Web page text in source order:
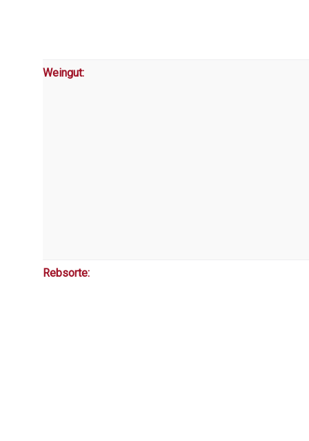
Weingut:
Rebsorte: